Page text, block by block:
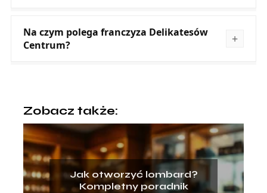
Na czym polega franczyza Delikatesów
Centrum?
Zobacz także:
Jak otworzyć lombard?
Kompletny poradnik